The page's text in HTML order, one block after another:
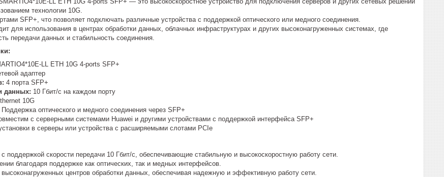
технологии 10G.
SFP+, что позволяет подключать различные устройства с поддержкой оптического или медного соединения.
для использования в центрах обработки данных, облачных инфраструктурах и других высоконагруженных системах, где
передачи данных и стабильность соединения.
LL ETH 10G 4-ports SFP+
адаптер
4 порта SFP+
данных: 10 Гбит/с на каждом порту
10G
Поддержка оптического и медного соединения через SFP+
с серверными системами Huawei и другими устройствами с поддержкой интерфейса SFP+
в серверы или устройства с расширяемыми слотами PCIe
поддержкой скорости передачи 10 Гбит/с, обеспечивающие стабильную и высокоскоростную работу сети.
благодаря поддержке как оптических, так и медных интерфейсов.
центров обработки данных, обеспечивая надежную и эффективную работу сети.